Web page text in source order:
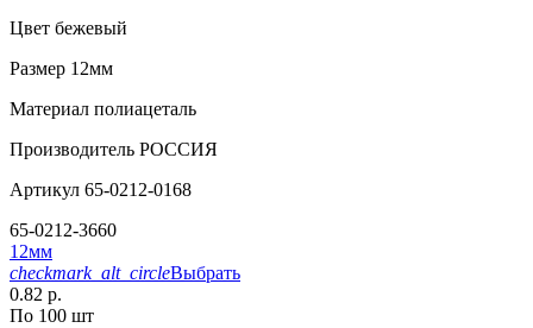
Цвет бежевый
Размер 12мм
Материал полиацеталь
Производитель РОССИЯ
Артикул 65-0212-0168
65-0212-3660
12мм
checkmark_alt_circleВыбрать
0.82 р.
По 100 шт